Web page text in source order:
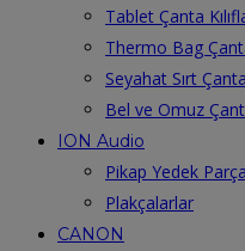
Tablet Çanta
Thermo Bag
Seyahat Sırt
Bel ve Omuz
ION Audio
Pikap Yedek Parça
Plakçalarlar
CANON